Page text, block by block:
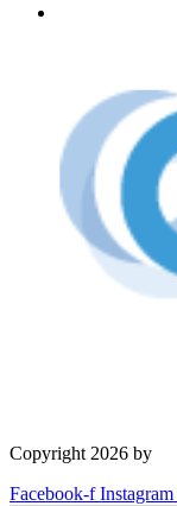
Copyright 2026 by
Facebook-f Instagram